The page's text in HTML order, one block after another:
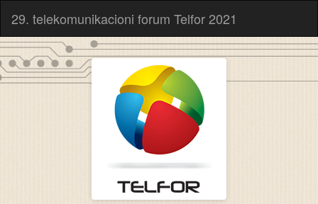
29. telekomunikacioni forum Telfor 2021